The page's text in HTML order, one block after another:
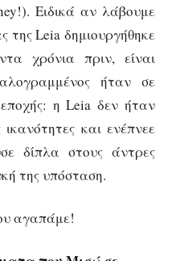
Ειδικά αν λάβουμε
της Leia δημιουργήθηκε
χρόνια πριν, είναι
ήταν σε
η Leia δεν ήταν
και ενέπνεε
δίπλα στους άντρες
της υπόσταση.